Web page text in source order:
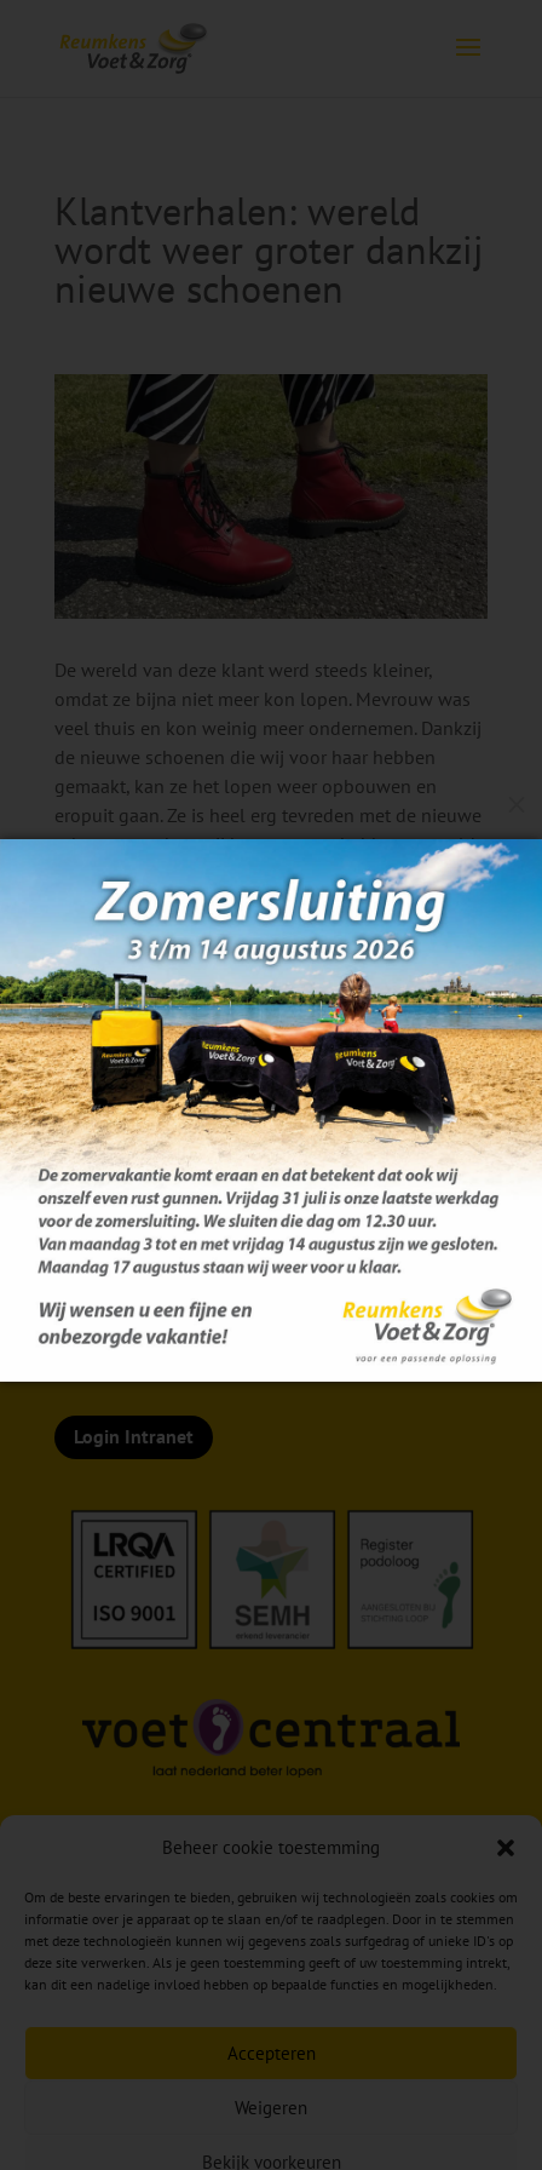
Beheer cookie toestemming
Om de beste ervaringen te bieden, gebruiken wij technologieën zoals cookies om
informatie over je apparaat op te slaan en/of te raadplegen. Door in te stemmen
met deze technologieën kunnen wij gegevens zoals surfgedrag of unieke ID's op
deze site verwerken. Als je geen toestemming geeft of uw toestemming intrekt,
kan dit een nadelige invloed hebben op bepaalde functies en mogelijkheden.
Accepteren
Weigeren
Bekijk voorkeuren
Klantverhalen: wereld
wordt weer groter dankzij
nieuwe schoenen
De wereld van deze klant werd steeds kleiner,
omdat ze bijna niet meer kon lopen. Mevrouw was
veel thuis en kon weinig meer ondernemen. Dankzij
de nieuwe schoenen die wij voor haar hebben
gemaakt, kan ze het lopen weer opbouwen en
eropuit gaan. Ze is heel erg tevreden met de nieuwe
schoenen en hoe wij haar wensen hebben vertaald.
Ze is blij dat ze mobieler is en dat de wereld nu
weer meer opengaat voor haar.
Wilt u weten wat Reumkens Voet & Zorg voor u kan
betekenen? Bezoek dan onze website:
www.reumkensvoetenzorg.nl
Centrale afsprakenlijn:
Login Intranet